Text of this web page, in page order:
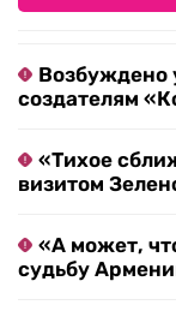
Возбуждено
создателям
«Тихое
визитом
«А может,
судьбу